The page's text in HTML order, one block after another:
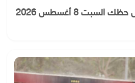
8 أغسطس 2026